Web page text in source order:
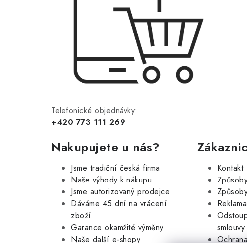
Telefonické objednávky:
+420 773 111 269
Nakupujete u nás?
Jsme tradiční česká firma
Naše výhody k nákupu
Jsme autorizovaný prodejce
Dáváme 45 dní na vrácení
zboží
Garance okamžité výměny
Naše další e-shopy
Kontakt
smlouvy